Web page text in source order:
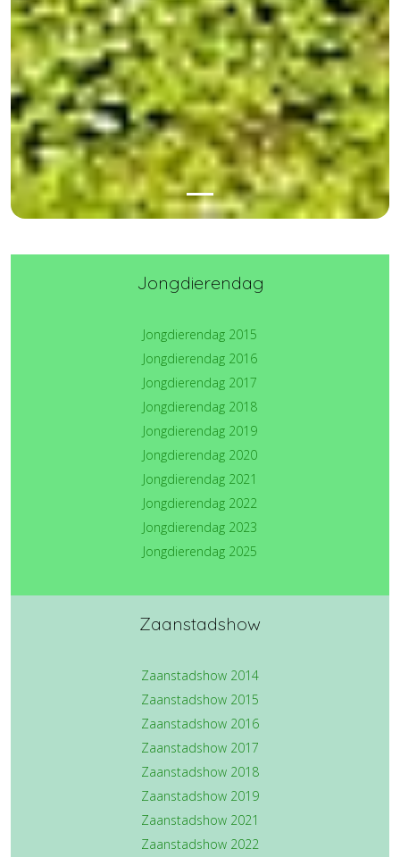
Jongdierendag
Jongdierendag 2015
Jongdierendag 2016
Jongdierendag 2017
Jongdierendag 2018
Jongdierendag 2019
Jongdierendag 2020
Jongdierendag 2021
Jongdierendag 2022
Jongdierendag 2023
Jongdierendag 2025
Zaanstadshow
Zaanstadshow 2014
Zaanstadshow 2015
Zaanstadshow 2016
Zaanstadshow 2017
Zaanstadshow 2018
Zaanstadshow 2019
Zaanstadshow 2021
Zaanstadshow 2022